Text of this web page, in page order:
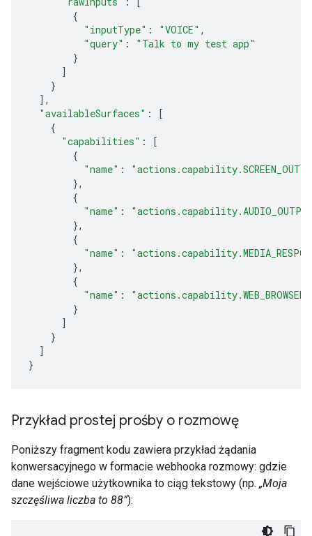
{
"inputType" : "VOICE" ,
"query" :
"Talk to my test app"
}
]
}
],
"availableSurfaces" :
[
{
"capabilities" :
[
{
"name" :
},
{
"name" :
},
{
"name" :
},
{
"name" :
"actions.capability.WEB_BROWSER"
}
]
}
]
}
Przykład prostej prośby o rozmowę
Poniższy fragment kodu zawiera przykład żądania
konwersacyjnego w formacie webhooka rozmowy: gdzie
dane wejściowe użytkownika to ciąg tekstowy (np. „Moja
szczęśliwa liczba to 88”):